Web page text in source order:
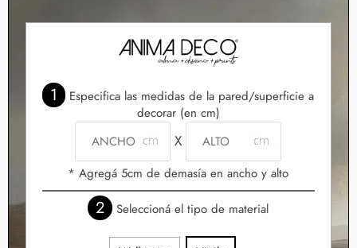
1
Especifica las medidas de la pared/superficie a
decorar (en cm)
X
* Agregá 5cm de demasía en ancho y alto
2 Seleccioná el tipo de material